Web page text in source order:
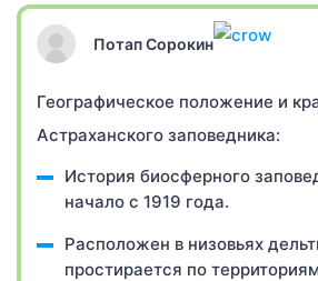
Потап Сорокин
Географическое положение и
Астраханского заповедника:
История биосферного
начало с 1919 года.
Расположен в низовьях
простирается по